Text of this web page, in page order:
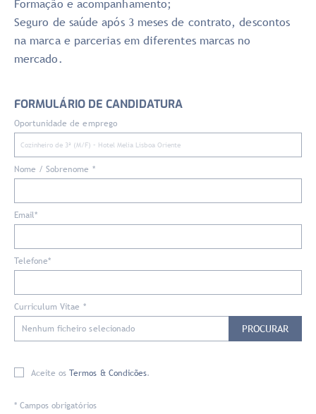
Formação e acompanhamento;
Seguro de saúde após 3 meses de contrato, descontos
na marca e parcerias em diferentes marcas no
mercado.
FORMULÁRIO DE CANDIDATURA
Oportunidade de emprego
Nome / Sobrenome *
Email*
Telefone*
Curriculum Vitae *
Nenhum ficheiro selecionado PROCURAR
Aceite osTermos & Condicões.
* Campos obrigatórios